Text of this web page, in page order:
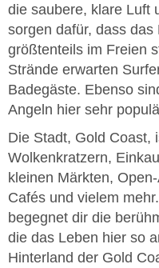
die saubere, klare Luft
sorgen dafür, dass
größtenteils im Freien
Strände erwarten
Badegäste. Ebenso
Angeln hier sehr
Die Stadt, Gold Coast,
Wolkenkratzern,
kleinen Märkten,
Cafés und vielem
begegnet dir die
die das Leben hier so
Hinterland der Gold